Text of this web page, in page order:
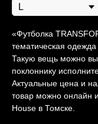
«Футболка
тематическая
Такую вещь можно
поклоннику
Актуальные цена и
товар можно онлайн
House в Томске.